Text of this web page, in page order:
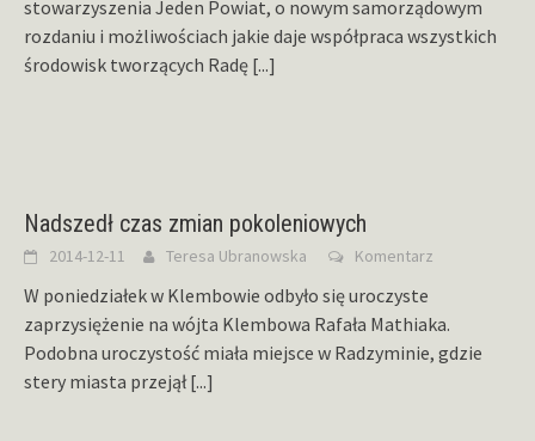
stowarzyszenia Jeden Powiat, o nowym samorządowym
rozdaniu i możliwościach jakie daje współpraca wszystkich
środowisk tworzących Radę [...]
Nadszedł czas zmian pokoleniowych
2014-12-11 Teresa Ubranowska Komentarz
W poniedziałek w Klembowie odbyło się uroczyste
zaprzysiężenie na wójta Klembowa Rafała Mathiaka.
Podobna uroczystość miała miejsce w Radzyminie, gdzie
stery miasta przejął[...]